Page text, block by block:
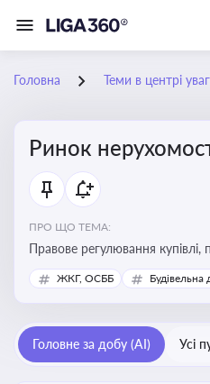
Головна Теми в центрі
Ринок
ПРО ЩО ТЕМА:
Правове регулювання
управління нерухомістю, що є
інвесторів, забудовників і
ЖКГ, ОСББ Будівельна
Головне за добу (AI) Усі